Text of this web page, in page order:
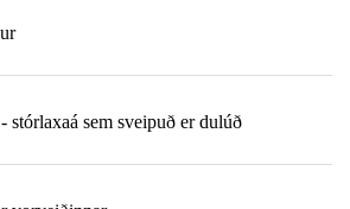
stórlaxaá sem sveipuð er dulúð